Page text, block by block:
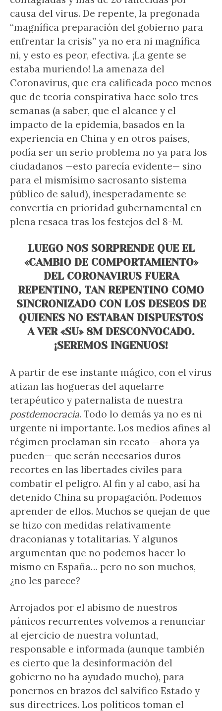
causa del virus. De repente, la pregonada
“magnífica preparación del gobierno para
enfrentar la crisis” ya no era ni magnífica
ni, y esto es peor, efectiva. ¡La gente se
estaba muriendo! La amenaza del
Coronavirus, que era calificada poco menos
que de teoría conspirativa hace solo tres
semanas (a saber, que el alcance y el
impacto de la epidemia, basados ​​en la
experiencia en China y en otros países,
podía ser un serio problema no ya para los
ciudadanos —esto parecía evidente— sino
para el mismísimo sacrosanto sistema
público de salud), inesperadamente se
convertía en prioridad gubernamental en
plena resaca tras los festejos del 8-M.
LUEGO NOS SORPRENDE QUE EL
«CAMBIO DE COMPORTAMIENTO»
DEL CORONAVIRUS FUERA
REPENTINO, TAN REPENTINO COMO
SINCRONIZADO CON LOS DESEOS DE
QUIENES NO ESTABAN DISPUESTOS
A VER «SU» 8M DESCONVOCADO.
¡SEREMOS INGENUOS!
A partir de ese instante mágico, con el virus
atizan las hogueras del aquelarre
terapéutico y paternalista de nuestra
postdemocracia. Todo lo demás ya no es ni
urgente ni importante. Los medios afines al
régimen proclaman sin recato —ahora ya
pueden— que serán necesarios duros
recortes en las libertades civiles para
combatir el peligro. Al fin y al cabo, así ha
detenido China su propagación. Podemos
aprender de ellos. Muchos se quejan de que
se hizo con medidas relativamente
draconianas y totalitarias. Y algunos
argumentan que no podemos hacer lo
mismo en España… pero no son muchos,
¿no les parece?
Arrojados por el abismo de nuestros
pánicos recurrentes volvemos a renunciar
al ejercicio de nuestra voluntad,
responsable e informada (aunque también
es cierto que la desinformación del
gobierno no ha ayudado mucho), para
ponernos en brazos del salvífico Estado y
sus directrices. Los políticos toman el